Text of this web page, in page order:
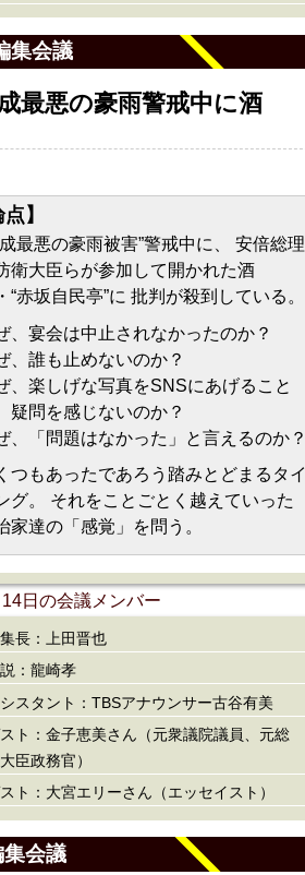
集会議
最悪の豪雨警戒中に酒
点】
最悪の豪雨被害”警戒中に、 安倍総理
衛大臣らが参加して開かれた酒
“赤坂自民亭”に 批判が殺到している。
、宴会は中止されなかったのか？
、誰も止めないのか？
、楽しげな写真をSNSにあげること
疑問を感じないのか？
、「問題はなかった」と言えるのか？
つもあったであろう踏みとどまるタイ
グ。 それをことごとく越えていった
家達の「感覚」を問う。
日の会議メンバー
長：上田晋也
：龍崎孝
スタント：TBSアナウンサー古谷有美
ト：金子恵美さん（元衆議院議員、元総
臣政務官）
ト：大宮エリーさん（エッセイスト）
会議